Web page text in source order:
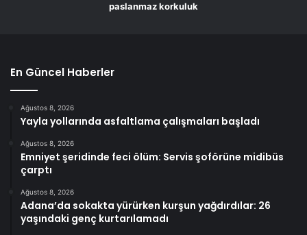
paslanmaz korkuluk
En Güncel Haberler
Ağustos 8, 2026
Yayla yollarında asfaltlama çalışmaları başladı
Ağustos 8, 2026
Emniyet şeridinde feci ölüm: Servis şoförüne midibüs
çarptı
Ağustos 8, 2026
Adana’da sokakta yürürken kurşun yağdırdılar: 26
yaşındaki genç kurtarılamadı